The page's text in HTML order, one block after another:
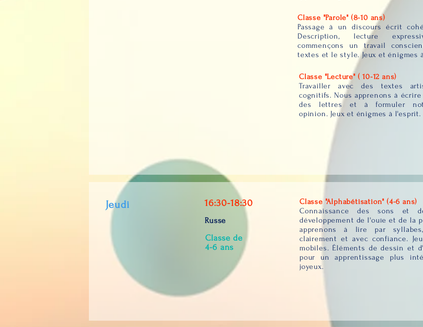
Classe "Parole" (8-10 ans)
Passage à un discours écrit
Description, lecture
commençons un travail
textes et le style. Jeux et énigmes
Classe "Lecture" ( 10-12 ans)
Travailler avec des textes
cognitifs. Nous apprenons à écrire
des lettres et à formuler
opinion. Jeux et énigmes à l'esprit.
Jeudi 16:30-18:30
Russe
Classe de
4-6 ans
Classe "Alphabétisation" (4-6 ans)
Connaissance des sons et
développement de l'ouïe et de la
apprenons à lire par
clairement et avec confiance.
mobiles. Éléments de dessin et
pour un apprentissage plus
joyeux.